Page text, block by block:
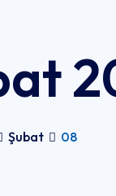
Şubat 08